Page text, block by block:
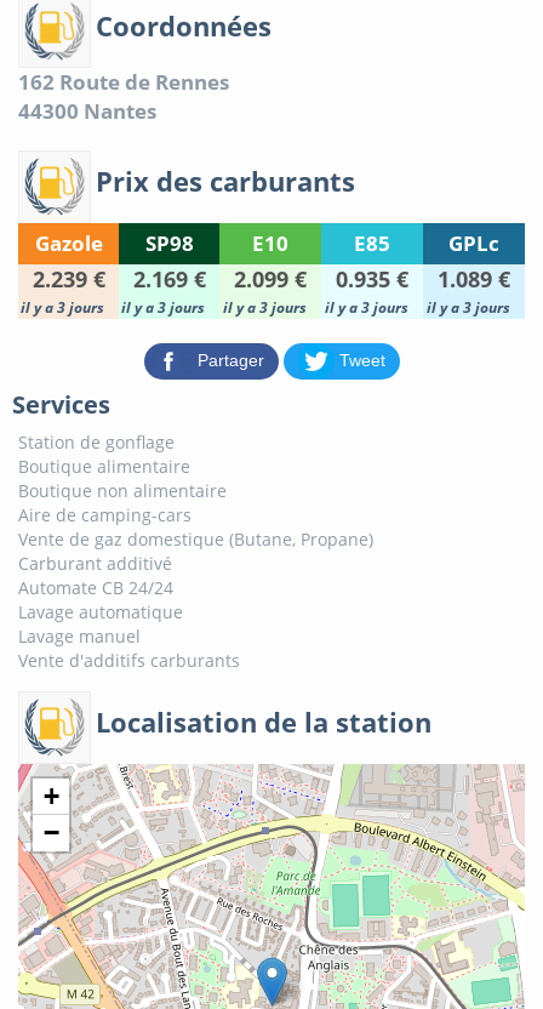
Coordonnées
162 Route de Rennes
44300 Nantes
Prix des carburants
Gazole SP98 E10 E85 GPLc
2.239 € 2.169 € 2.099 € 0.935 € 1.089 €
il y a 3 jours il y a 3 jours il y a 3 jours il y a 3 jours il y a 3 jours
Partager Tweet
Services
Station de gonflage
Boutique alimentaire
Boutique non alimentaire
Aire de camping-cars
Vente de gaz domestique (Butane, Propane)
Carburant additivé
Automate CB 24/24
Lavage automatique
Lavage manuel
Vente d'additifs carburants
Localisation de la station
+
−